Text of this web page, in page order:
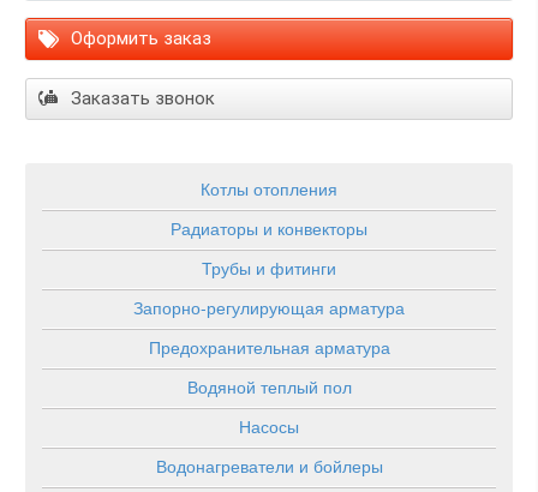
Оформить заказ
Заказать звонок
Котлы отопления
Радиаторы и конвекторы
Трубы и фитинги
Запорно-регулирующая арматура
Предохранительная арматура
Водяной теплый пол
Насосы
Водонагреватели и бойлеры